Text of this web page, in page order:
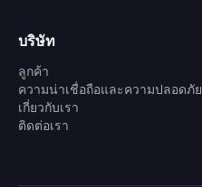
บริษัท
ลูกค้า
ความน่าเชื่อถือและความปลอดภัย
เกี่ยวกับเรา
ติดต่อเรา